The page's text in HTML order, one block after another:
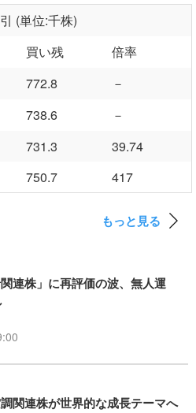
(単位:千株)
買い残
倍率
772.8
－
738.6
－
731.3
39.74
750.7 417
もっと見る
連株」に再評価の波、無人運
関連株が世界的な成長テーマへ